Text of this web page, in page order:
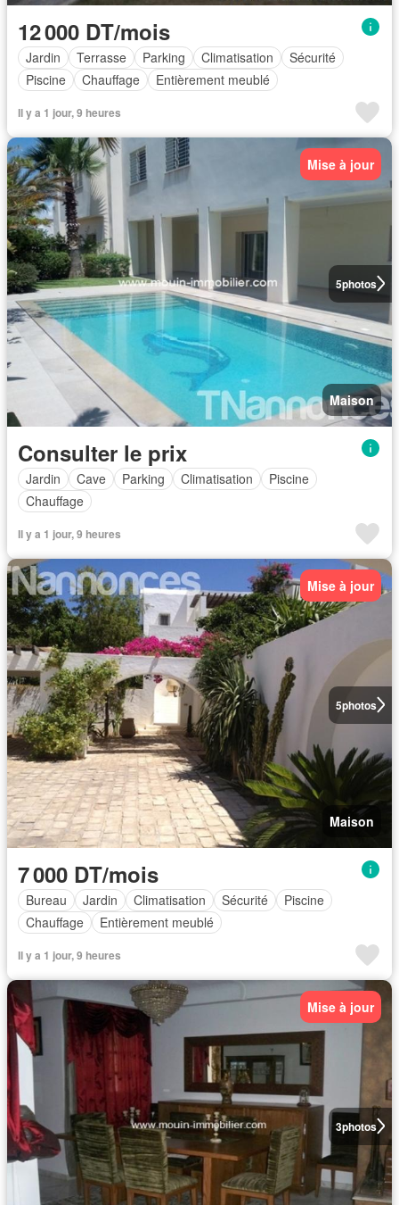
12 000 DT/mois
Jardin Terrasse Parking Climatisation
Sécurité
Piscine
Chauffage Entièrement meublé
Il y a 1 jour, 9 heures
5photos
Mise à jour
Maison
Consulter le prix
Jardin Cave Parking Climatisation
Piscine
Chauffage
Il y a 1 jour, 9 heures
5photos
Mise à jour
Maison
7 000 DT/mois
Bureau Jardin Climatisation Sécurité
Piscine
Chauffage
Entièrement meublé
Il y a 1 jour, 9 heures
3photos
Mise à jour